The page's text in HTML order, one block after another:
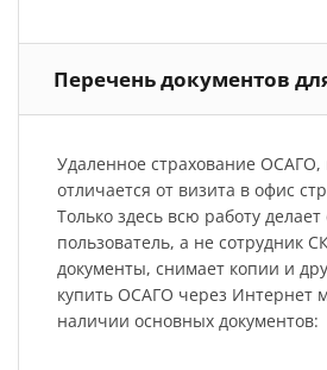
Перечень документов
Удаленное страхование ОСАГО,
отличается от визита в офис
Только здесь всю работу делает
пользователь, а не сотрудник
документы, снимает копии и
купить ОСАГО через Интернет
наличии основных документов: